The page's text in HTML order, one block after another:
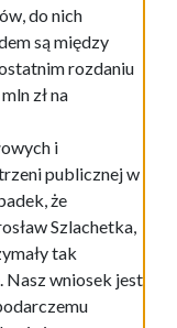
do nich
są między
rozdaniu
zł na
i
publicznej w
że
Szlachetka,
tak
Nasz wniosek jest